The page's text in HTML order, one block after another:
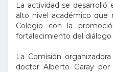
La actividad se
alto nivel académico que
Colegio con la
fortalecimiento del diálogo
La Comisión
doctor Alberto Garay